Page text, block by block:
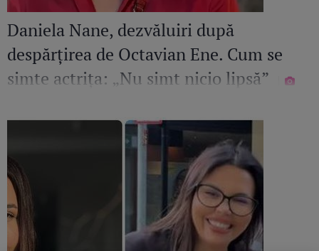
Daniela Nane, dezvăluiri după
despărțirea de Octavian Ene. Cum se
simte actrița: „Nu simt nicio lipsă”